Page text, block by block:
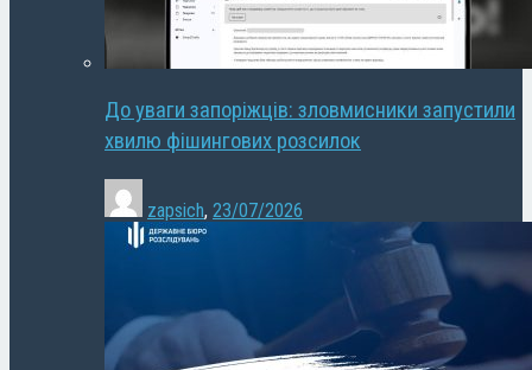
До уваги запоріжців: зловмисники запустили
хвилю фішингових розсилок
zapsich, 23/07/2026